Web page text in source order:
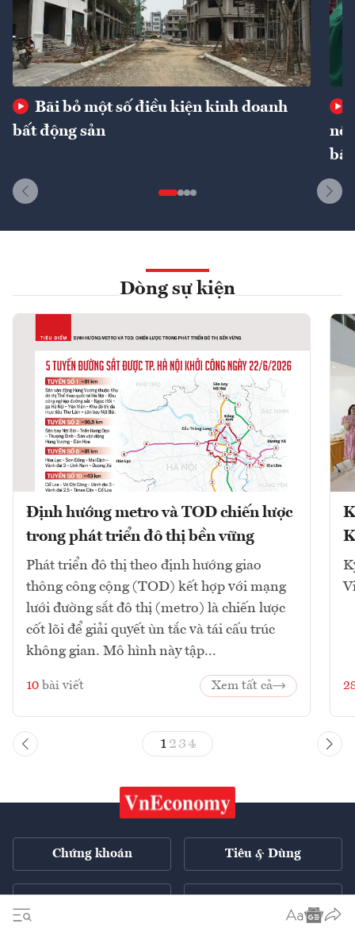
Bãi bỏ một số điều kiện kinh doanh
bất động sản
Dòng sự kiện
Định hướng metro và TOD chiến lược
trong phát triển đô thị bền vững
Phát triển đô thị theo định hướng giao
thông công cộng (TOD) kết hợp với mạng
lưới đường sắt đô thị (metro) là chiến lược
cốt lõi để giải quyết ùn tắc và tái cấu trúc
không gian. Mô hình này tập...
10 bài viết Xem tất cả
1 23 4
Chứng khoán Tiêu & Dùng